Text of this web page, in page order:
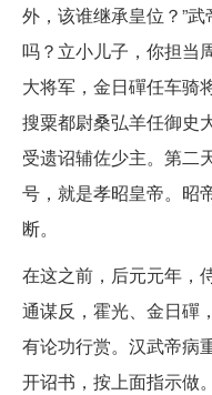
外，该谁继承皇位？”
吗？立小儿子，你担当
大将军，金日磾任车骑
搜粟都尉桑弘羊任御史
受遗诏辅佐少主。第二
号，就是孝昭皇帝。昭
断。
在这之前，后元元年，
通谋反，霍光、金日磾
有论功行赏。汉武帝病
开诏书，按上面指示做